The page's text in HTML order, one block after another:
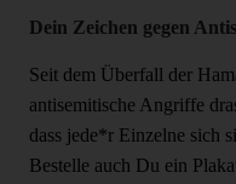
Dein Zeichen gegen
Seit dem Überfall der
antisemitische Angriffe
dass jede*r Einzelne sich
Bestelle auch Du ein